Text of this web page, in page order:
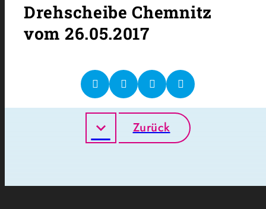
Drehscheibe Chemnitz
vom 26.05.2017
Zurück